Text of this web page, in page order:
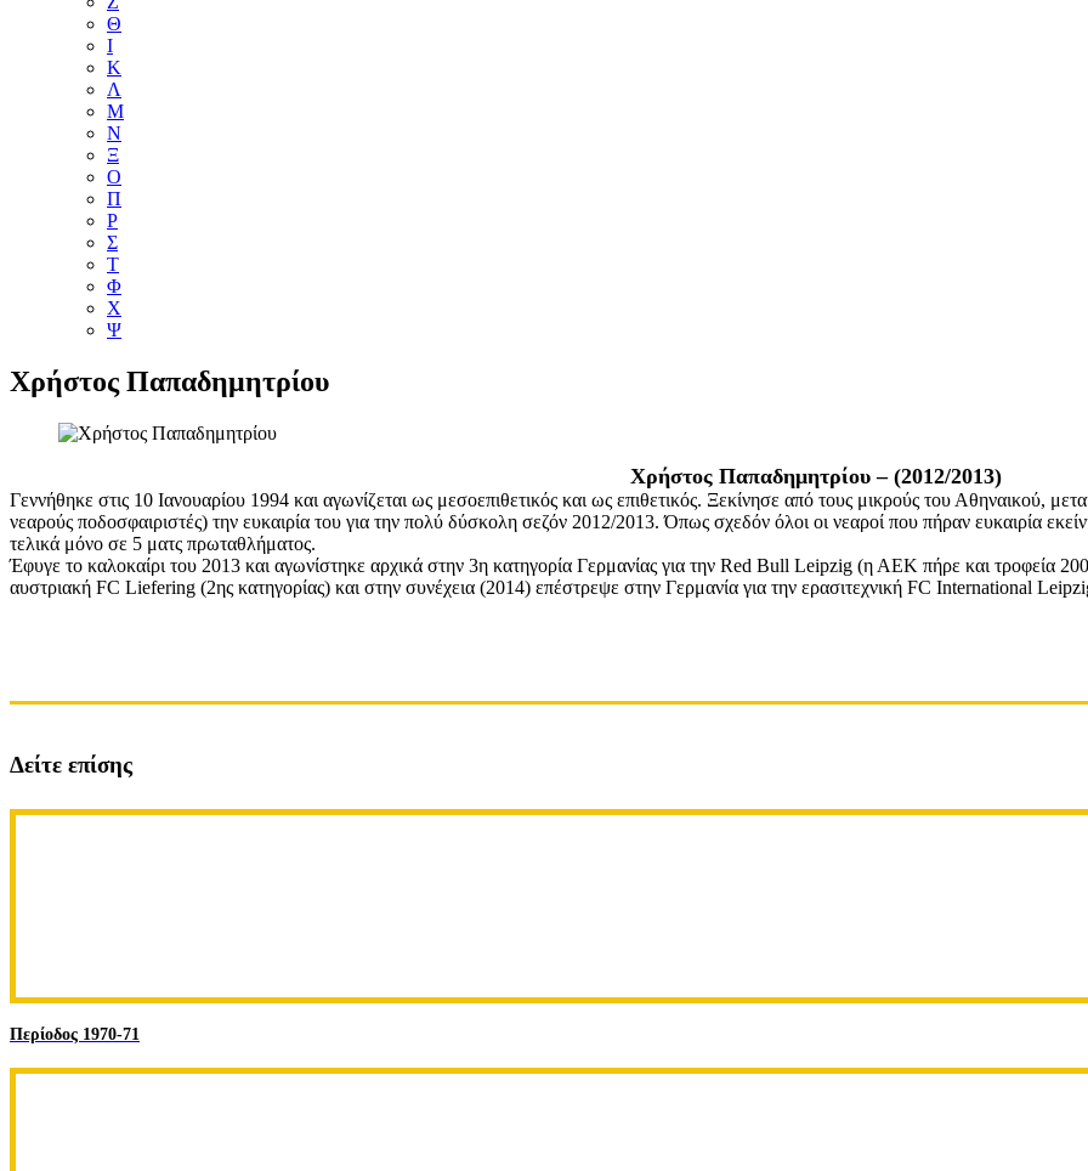
Θ
Ι
Κ
Λ
Μ
Ν
Ξ
Ο
Π
Ρ
Σ
Τ
Φ
Χ
Ψ
Χρήστος Παπαδημητρίου
Χρήστος Παπαδημητρίου – (2012/2013)
Γεννήθηκε στις 10 Ιανουαρίου 1994 και αγωνίζεται ως μεσοεπιθετικός και ως επιθετικός. Ξεκίνησε από τους μικρούς του Αθηναικού,
νεαρούς ποδοσφαιριστές) την ευκαιρία του για την πολύ δύσκολη σεζόν 2012/2013. Όπως σχεδόν όλοι οι νεαροί που πήραν ευκαιρία
τελικά μόνο σε 5 ματς πρωταθλήματος.
Έφυγε το καλοκαίρι του 2013 και αγωνίστηκε αρχικά στην 3η κατηγορία Γερμανίας για την Red Bull Leipzig (η ΑΕΚ πήρε και τροφεία
αυστριακή FC Liefering (2ης κατηγορίας) και στην συνέχεια (2014) επέστρεψε στην Γερμανία για την ερασιτεχνική FC International
Δείτε επίσης
Περίοδος 1970-71